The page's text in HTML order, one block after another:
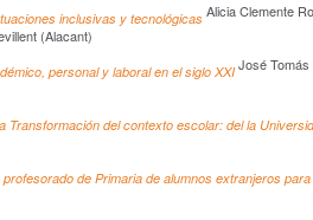
inclusivas y tecnológicas Alicia Clemente
(Alacant)
personal y laboral en el siglo XXIJosé
Transformación del contexto escolar: del la
de Primaria de alumnos extranjeros